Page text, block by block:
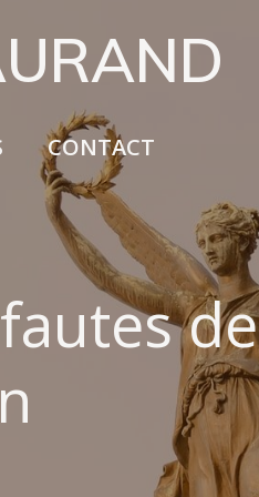
CONTACT
de